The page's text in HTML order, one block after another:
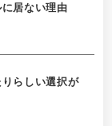
居ない理由
らしい選択が